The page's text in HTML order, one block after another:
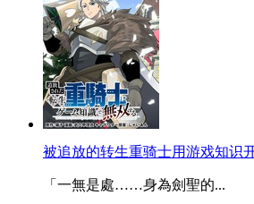
被追放的转生重骑士用游戏知识
「一無是處……身為劍聖的...